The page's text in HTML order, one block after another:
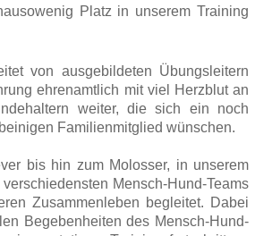
Platz in unserem Training
von ausgebildeten Übungsleitern
ehrenamtlich mit viel Herzblut an
weiter, die sich ein noch
Familienmitglied wünschen.
bis hin zum Molosser, in unserem
Mensch-Hund-Teams
Zusammenleben begleitet. Dabei
Begebenheiten des Mensch-Hund-